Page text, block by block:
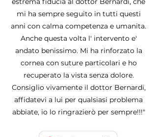
mi ha sempre seguito in tutti questi
anni con calma competenza e umanita.
Anche questa volta l' intervento e'
andato benissimo. Mi ha rinforzato la
cornea con suture particolari e ho
recuperato la vista senza dolore.
Consiglio vivamente il dottor Bernardi,
affidatevi a lui per qualsiasi problema
abbiate, io lo ringrazierò per sempre!!!"